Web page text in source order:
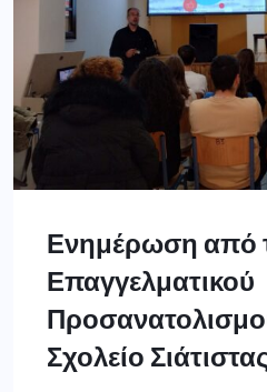
Ενημέρωση από
Επαγγελματικού
Σχολείο